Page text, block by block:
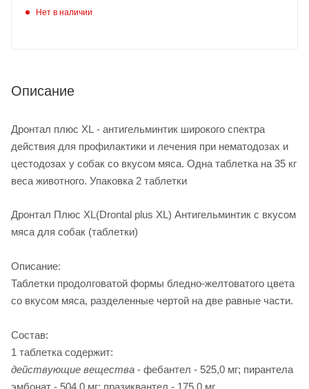
Нет в наличии
Описание
Дронтал плюс XL - антигельминтик широкого спектра
действия для профилактики и лечения при нематодозах и
цестодозах у собак со вкусом мяса. Одна таблетка на 35 кг
веса животного. Упаковка 2 таблетки
Дронтал Плюс XL(Drontal plus XL) Антигельминтик с вкусом
мяса для собак (таблетки)
Описание:
Таблетки продолговатой формы бледно-желтоватого цвета
со вкусом мяса, разделенные чертой на две равные части.
Состав:
1 таблетка содержит:
действующие вещества - фебантел - 525,0 мг; пирантела